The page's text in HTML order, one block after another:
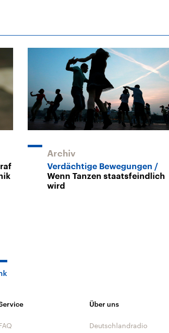
Archiv
Verdächtige Bewegungen
Wenn Tanzen staatsfeindlich
wird
Über uns
Deutschlandradio